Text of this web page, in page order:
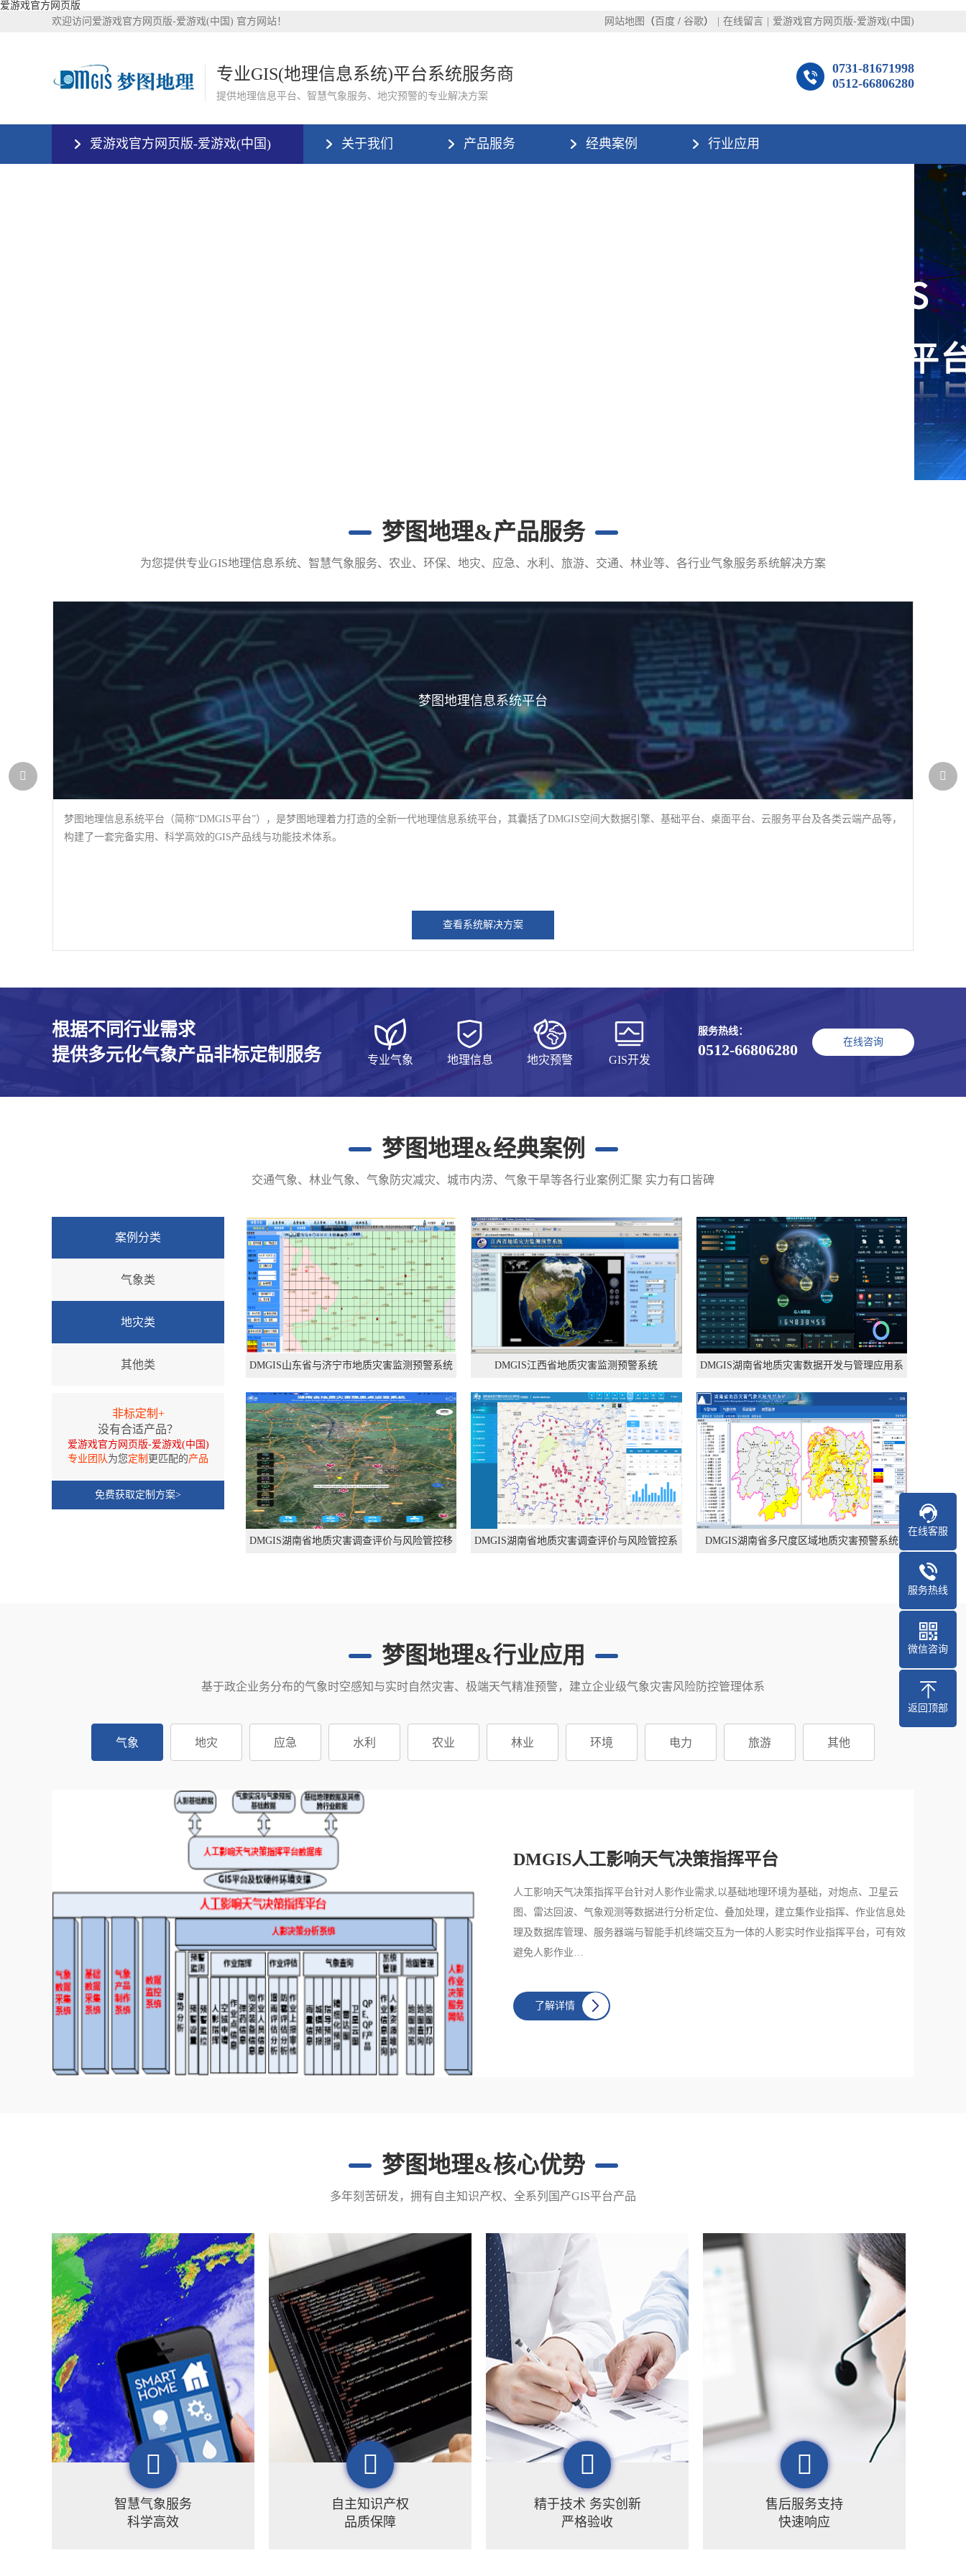
爱游戏官方网页版
欢迎访问爱游戏官方网页版-爱游戏(中国) 官方网站！
网站地图 （ 百度 / 谷歌） 在线留言 爱游戏官方网页版-爱游戏(中国)
专业GIS(地理信息系统)平台系统服务商
提供地理信息平台、智慧气象服务、地灾预警的专业解决方案
0731-81671998
0512-66806280
爱游戏官方网页版-爱游戏(中国) 关于我们 产品服务 经典案例 行业应用
梦图地理&产品服务
为您提供专业GIS地理信息系统、智慧气象服务、农业、环保、地灾、应急、水利、旅游、交通、林业等、各行业气象服务系统解决方案
梦图地理信息系统平台
梦图地理信息系统平台（简称“DMGIS平台”），是梦图地理着力打造的全新一代地理信息系统平台，其囊括了DMGIS空间大数据引擎、基础平台、桌面平台、云服务平台及各类云端产品等，
构建了一套完备实用、科学高效的GIS产品线与功能技术体系。
查看系统解决方案
根据不同行业需求
提供多元化气象产品非标定制服务
专业气象 地理信息 地灾预警 GIS开发
服务热线：
0512-66806280 在线咨询
梦图地理&经典案例
交通气象、林业气象、气象防灾减灾、城市内涝、气象干旱等各行业案例汇聚 实力有口皆碑
案例分类
气象类
地灾类
其他类
非标定制+
没有合适产品？
爱游戏官方网页版-爱游戏(中国)
专业团队为您定制 更匹配的产品
免费获取定制方案>
DMGIS山东省与济宁市地质灾害监测预警系统 DMGIS江西省地质灾害监测预警系统 DMGIS湖南省地质灾害数据开发与管理应用系
统
DMGIS湖南省地质灾害调查评价与风险管控移 DMGIS湖南省地质灾害调查评价与风险管控系 DMGIS湖南省多尺度区域地质灾害预警系统
梦图地理&行业应用
基于政企业务分布的气象时空感知与实时自然灾害、极端天气精准预警，建立企业级气象灾害风险防控管理体系
气象 地灾 应急 水利 农业 林业 环境 电力 旅游 其他
DMGIS人工影响天气决策指挥平台
人工影响天气决策指挥平台针对人影作业需求,以基础地理环境为基础，对炮点、卫星云
图、雷达回波、气象观测等数据进行分析定位、叠加处理，建立集作业指挥、作业信息处
理及数据库管理、服务器端与智能手机终端交互为一体的人影实时作业指挥平台，可有效
避免人影作业…
了解详情
梦图地理&核心优势
多年刻苦研发，拥有自主知识产权、全系列国产GIS平台产品
智慧气象服务
科学高效
自主知识产权
品质保障
精于技术 务实创新
严格验收
售后服务支持
快速响应
在线客服
服务热线
微信咨询
返回顶部